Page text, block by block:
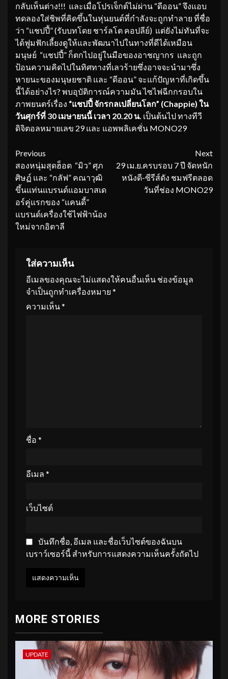
กลับเห็นต่าง!!! และเมื่อโปรเจ็กต์ไม่ผ่าน “ดีออน” จึงแอบ
ทดลองใส่ชิพที่คิดขึ้นในหุ่นยนต์ที่กำลังจะถูกทำลาย ที่ชื่อ
ว่า “แชปปี้” (รับบทโดย ชาร์ลโต คอปลีย์) แต่ยังไม่ทันที่จะ
ได้ฟูมฟักเลี้ยงดูให้และพัฒนาไปในทางที่ดีได้เหมือน
มนุษย์ “แชปปี้” ก็ตกไปอยู่ในมือของอาชญากร และถูก
ป้อนความคิดไปในทิศทางที่เลวร้ายซึ่งอาจจะนำมาซึ่ง
หายนะของมนุษยชาติ และ “ดีออน” จะแก้ปัญหาที่เกิดขึ้น
นี้ได้อย่างไร? พบอุบัติการณ์ความมัน ไซไฟฉีกกรอบใน
ภาพยนตร์เรื่อง “แชปปี้ จักรกลเปลี่ยนโลก” (Chappie) ใน
วันศุกร์ที่ 30 เมษายนนี้ เวลา 20.20 น. เป็นต้นไป ทางทีวี
ดิจิตอลหมายเลข 29 และ แอพพลิเคชั่น MONO29
Continue
Reading
Previous
สองหนุ่มสุดฮ็อต “มิว” ศุภ
ศิษฏ์ และ “กลัฟ” คณาวุฒิ
ขึ้นแท่นแบรนด์แอมบาสเด
อร์คู่แรกของ “แคนดี้”
แบรนด์เครื่องใช้ไฟฟ้าน้อง
ใหม่จากอิตาลี
Next
29 เม.ย.ครบรอบ 7 ปี จัดหนัก
หนังดี-ซีรีส์ดัง ชมฟรีตลอด
วันที่ช่อง MONO29
ใส่ความเห็น
อีเมลของคุณจะไม่แสดงให้คนอื่นเห็น ช่องข้อมูล
จำเป็นถูกทำเครื่องหมาย *
ความเห็น*
ชื่อ *
อีเมล *
เว็บไซต์
บันทึกชื่อ, อีเมล และชื่อเว็บไซต์ของฉันบน
เบราว์เซอร์นี้ สำหรับการแสดงความเห็นครั้งถัดไป
MORE STORIES
UPDATE